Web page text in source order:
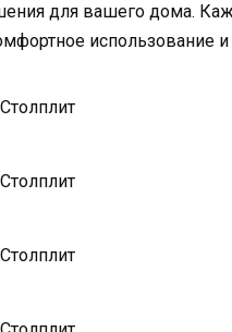
для вашего дома.
использование